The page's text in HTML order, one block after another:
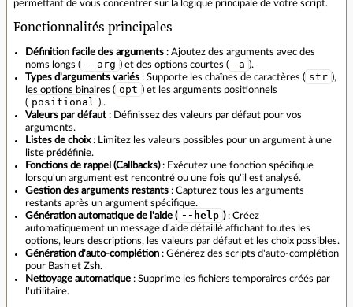
permettant de vous concentrer sur la logique principale de votre script.
Fonctionnalités principales
Définition facile des arguments : Ajoutez des arguments avec des
noms longs ( --arg ) et des options courtes ( -a ).
Types d'arguments variés : Supporte les chaînes de caractères ( str ),
les options binaires ( opt ) et les arguments positionnels
( positional
)..
Valeurs par défaut : Définissez des valeurs par défaut pour vos
arguments.
Listes de choix: Limitez les valeurs possibles pour un argument à une
liste prédéfinie.
Fonctions de rappel (Callbacks): Exécutez une fonction spécifique
lorsqu'un argument est rencontré ou une fois qu'il est analysé.
Gestion des arguments restants : Capturez tous les arguments
restants après un argument spécifique.
Génération automatique de l'aide ( --help ): Créez
automatiquement un message d'aide détaillé affichant toutes les
options, leurs descriptions, les valeurs par défaut et les choix possibles.
Génération d'auto-complétion : Générez des scripts d'auto-complétion
pour Bash et Zsh.
Nettoyage automatique : Supprime les fichiers temporaires créés par
l'utilitaire.